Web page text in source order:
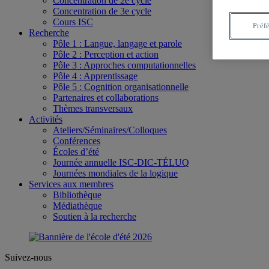
Concentration de 3e cycle
Cours ISC
Recherche
Pôle 1 : Langue, langage et parole
Pôle 2 : Perception et action
Pôle 3 : Approches computationnelles
Pôle 4 : Apprentissage
Pôle 5 : Cognition organisationnelle
Partenaires et collaborations
Thèmes transversaux
Activités
Ateliers/Séminaires/Colloques
Conférences
Écoles d’été
Journée annuelle ISC-DIC-TÉLUQ
Journées mondiales de la logique
Services aux membres
Bibliothèque
Médiathèque
Soutien à la recherche
Suivez-nous